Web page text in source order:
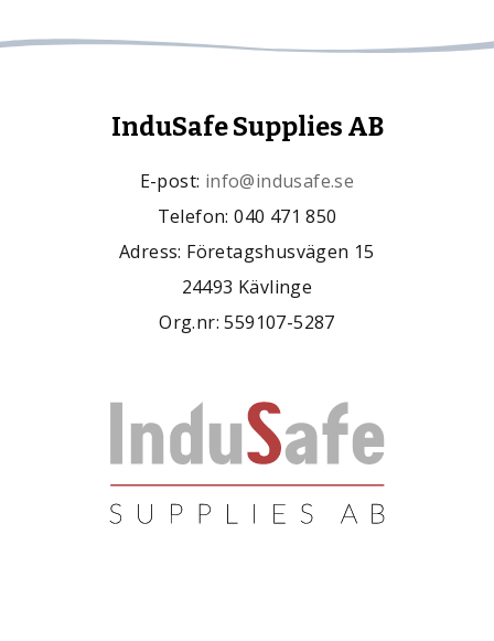
InduSafe Supplies AB
E-post: info@indusafe.se
Telefon: 040 471 850
Adress: Företagshusvägen 15
24493 Kävlinge
Org.nr: 559107-5287